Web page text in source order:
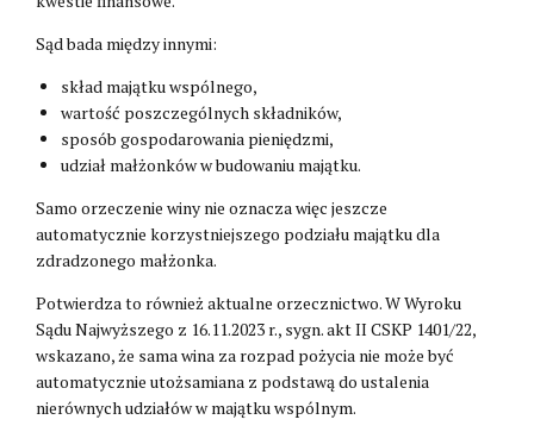
Sąd bada między innymi:
skład majątku wspólnego,
wartość poszczególnych składników,
sposób gospodarowania pieniędzmi,
udział małżonków w budowaniu majątku.
Samo orzeczenie winy nie oznacza więc jeszcze
automatycznie korzystniejszego podziału majątku dla
zdradzonego małżonka.
Potwierdza to również aktualne orzecznictwo. W Wyroku
Sądu Najwyższego z 16.11.2023 r., sygn. akt II CSKP 1401/22,
wskazano, że sama wina za rozpad pożycia nie może być
automatycznie utożsamiana z podstawą do ustalenia
nierównych udziałów w majątku wspólnym.